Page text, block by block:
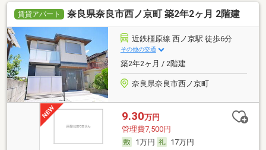
賃貸アパート 奈良県奈良市西ノ京町 築2年2ヶ月 2階建
近鉄橿原線 西ノ京駅 徒歩6分
その他の交通
築2年2ヶ月 / 2階建
奈良県奈良市西ノ京町
9.30万円
管理費7,500円
1万円
17万円